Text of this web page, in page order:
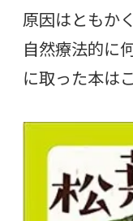
原因はともか
自然療法的に
に取った本は